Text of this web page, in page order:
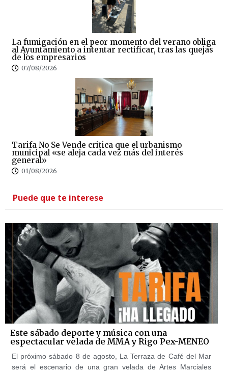
La fumigación en el peor momento del verano obliga
al Ayuntamiento a intentar rectificar, tras las quejas
de los empresarios
07/08/2026
Tarifa No Se Vende critica que el urbanismo
municipal «se aleja cada vez más del interés
general»
01/08/2026
Puede que te interese
Este sábado deporte y música con una
espectacular velada de MMA y Rigo Pex-MENEO
El próximo sábado 8 de agosto, La Terraza de Café del Mar
será el escenario de una gran velada de Artes Marciales